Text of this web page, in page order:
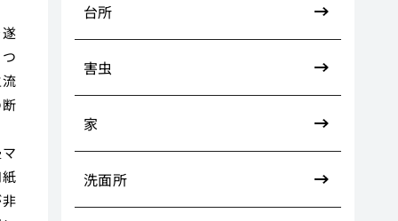
台所
害虫
家
洗面所